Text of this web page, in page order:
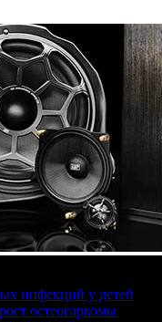
инфекций у детей
остеосаркомы